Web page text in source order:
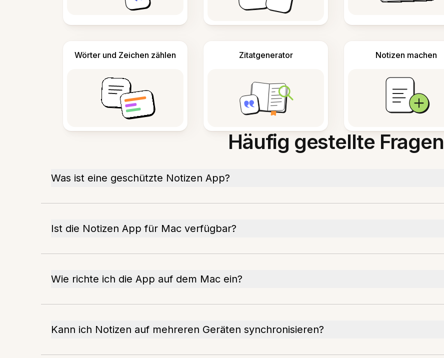
Wörter und Zeichen zählen Zitatgenerator Notizen machen
Häufig gestellte Fragen
Was ist eine geschützte Notizen App?
Ist die Notizen App für Mac verfügbar?
Wie richte ich die App auf dem Mac ein?
Kann ich Notizen auf mehreren Geräten synchronisieren?